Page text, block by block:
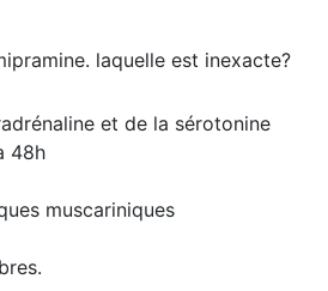
laquelle est inexacte?
et de la sérotonine
48h
muscariniques